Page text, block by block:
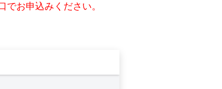
お申込みください。